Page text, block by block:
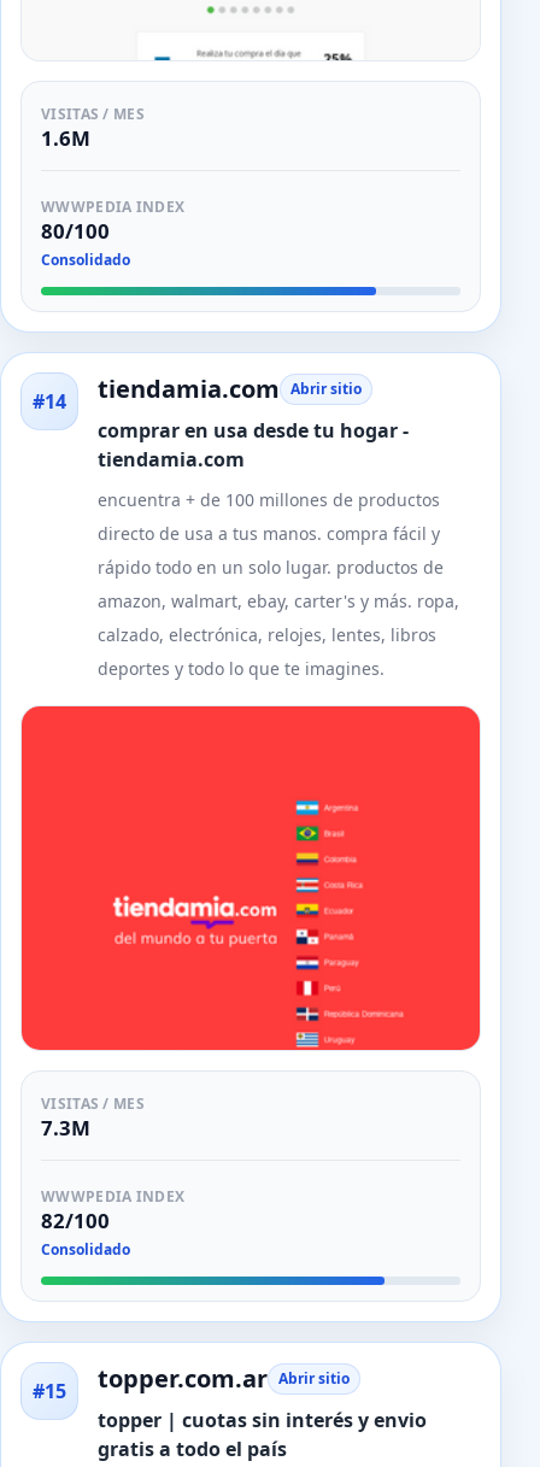
VISITAS / MES
1.6M
WWWPEDIA INDEX
80/100
Consolidado
#14 tiendamia.com Abrir sitio
comprar en usa desde tu hogar -
tiendamia.com
encuentra + de 100 millones de productos
directo de usa a tus manos. compra fácil y
rápido todo en un solo lugar. productos de
amazon, walmart, ebay, carter's y más. ropa,
calzado, electrónica, relojes, lentes, libros
deportes y todo lo que te imagines.
VISITAS / MES
7.3M
WWWPEDIA INDEX
82/100
Consolidado
#15 topper.com.ar Abrir sitio
topper | cuotas sin interés y envio
gratis a todo el país